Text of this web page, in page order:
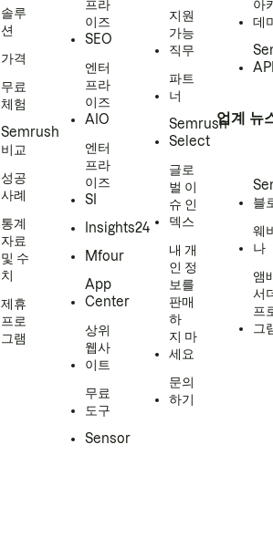
솔루
션
가격
무료
체험
Semrush
비교
성공
사례
통계
자료
및 수
치
제휴
프로
그램
프라
이즈
SEO
엔터
프라
이즈
AIO
엔터
프라
이즈
SI
Insights24
Mfour
App
Center
상위
웹사
이트
무료
도구
Sensor
지원
가능
직무
파트
너
Semrush
Select
글로
벌 이
슈 인
덱스
내 개
인 정
보를
판매
하
지 마
세요
문의
하기
아
데
업계 뉴
블
웨
나
앰
서
프
그